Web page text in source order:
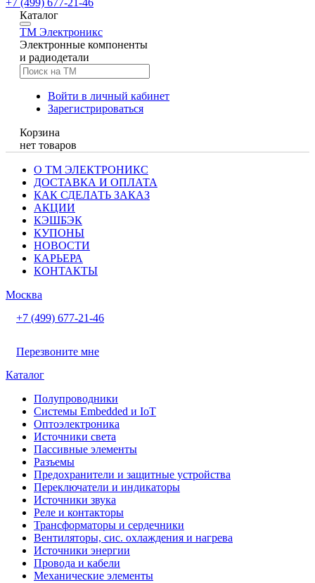
Каталог
TM Электроникс
Электронные компоненты
и радиодетали
Войти в личный кабинет
Зарегистрироваться
Корзина
нет товаров
О ТМ ЭЛЕКТРОНИКС
ДОСТАВКА И ОПЛАТА
КАК СДЕЛАТЬ ЗАКАЗ
АКЦИИ
КЭШБЭК
КУПОНЫ
НОВОСТИ
КАРЬЕРА
КОНТАКТЫ
Москва
+7 (499) 677-21-46
Перезвоните мне
Каталог
Полупроводники
Системы Embedded и IoT
Oптоэлектроника
Источники света
Пассивные элементы
Разъeмы
Предохранители и защитные устройства
Переключатели и индикаторы
Источники звука
Реле и контакторы
Трансформаторы и сердечники
Вентиляторы, сис. охлаждения и нагрева
Источники энергии
Провода и кабели
Механические элементы